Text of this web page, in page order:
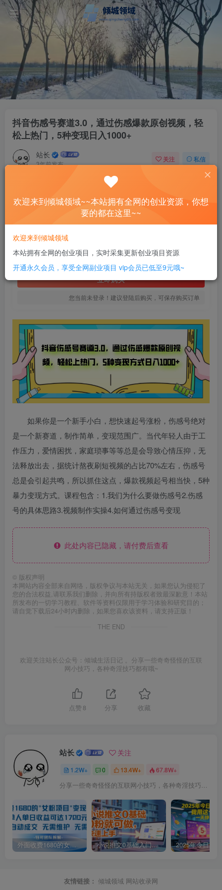
抖音伤感号赛道3.0，通过伤感爆款原创视频，轻
松上热门，5种变现日入1000+
站长
3年前发布
关注 私信
抖音伤感号赛道3.0，通过伤感爆款原创视频，轻松上热门，5种变现日入1000+
此内容为付费资源，请付费后查看
SVIP全站会员 免费
立即购买
您当前未登录！建议登陆后购买，可保存购买订单
如果你是一个新手小白，想快速起号涨粉，伤感号绝对
是一个新赛道，制作简单，变现范围广。当代年轻人由于工
作压力，爱情困扰，家庭琐事等等总是会导致心情压抑，无
法释放出去，据统计熬夜刷短视频的占比70%左右，伤感号
总是会引起共鸣，所以抓住这点，爆款视频起号相当快，5种
暴力变现方式。课程包含：1.我们为什么要做伤感号2.伤感
号的具体思路3.视频制作实操4.如何通过伤感号变现
此处内容已隐藏，请付费后查看
© 版权声明
本网站内容全部来自网络，版权争议与本站无关，如果您认为侵犯了
您的合法权益,请联系我们删除，并向所有持版权者致最深歉意！本站
所发布的一切学习教程、软件等资料仅限用于学习体验和研究目的；
请自觉下载后24小时内删除，如果您喜欢该资料，请支持正版！
THE END
欢迎关注站长公众号：倾城生活日记 。分享一些奇奇怪怪的互联
网小技巧，各种奇淫技巧都有哦~
点赞 8 分享 收藏
站长 关注
1.2W+ 0 13.4W+ 67.8W+
外面收费1680的女粉项目变现，单人单日收益可达1.7k，全自动成交无需维护 小说推文0基础入门教程，0粉就可做，快速上手
友情链接： 倾城领域 网站收录网
欢迎来到倾城领域~~本站拥有全网的创业资源，你想
要的都在这里~~
欢迎来到倾城领域
本站拥有全网的创业项目，实时采集更新创业项目资源
开通永久会员，享受全网副业项目 vip会员已低至9元哦~